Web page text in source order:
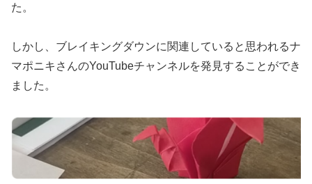
た。
しかし、ブレイキングダウンに関連していると思われるナ
マポニキさんのYouTubeチャンネルを発見することができ
ました。